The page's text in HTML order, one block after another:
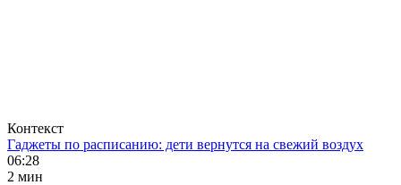
Контекст
Гаджеты по расписанию: дети вернутся на свежий воздух
06:28
2 мин